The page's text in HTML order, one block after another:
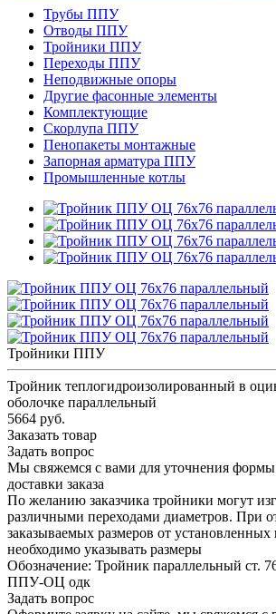
Трубы ППУ
Отводы ППУ
Тройники ППУ
Переходы ППУ
Неподвижные опоры
Другие фасонные элементы
Комплектующие
Скорлупа ППУ
Пенопакеты монтажные
Запорная арматура ППУ
Промышленные котлы
Тройники ППУ
Тройник теплогидроизолированный в
оболочке параллельный
5664 руб.
Заказать товар
Задать вопрос
Мы свяжемся с вами для уточнения формы
доставки заказа
По желанию заказчика тройники могут
различными переходами диаметров. При
заказываемых размеров от установленных
необходимо указывать размеры
Обозначение: Тройник параллельный ст.
ППУ-ОЦ одк
Задать вопрос